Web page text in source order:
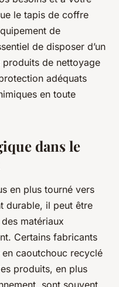
le tapis de coffre
de
de disposer d’un
de nettoyage
adéquats
en toute
dans le
en plus tourné vers
durable, il peut être
matériaux
Certains fabricants
caoutchouc recyclé
produits, en plus
sont souvent